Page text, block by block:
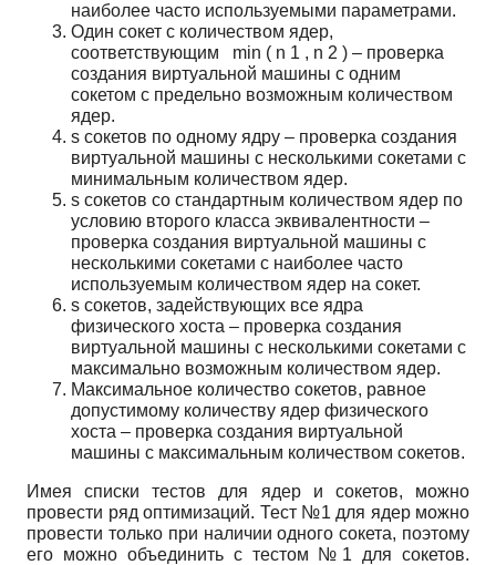
наиболее часто используемыми параметрами.
Один сокет с количеством ядер,
соответствующим
min ( n 1 , n 2 ) – проверка
создания виртуальной машины с одним
сокетом с предельно возможным количеством
ядер.
s сокетов по одному ядру – проверка создания
виртуальной машины с несколькими сокетами с
минимальным количеством ядер.
s сокетов со стандартным количеством ядер по
условию второго класса эквивалентности –
проверка создания виртуальной машины с
несколькими сокетами с наиболее часто
используемым количеством ядер на сокет.
s сокетов, задействующих все ядра
физического хоста – проверка создания
виртуальной машины с несколькими сокетами с
максимально возможным количеством ядер.
Максимальное количество сокетов, равное
допустимому количеству ядер физического
хоста – проверка создания виртуальной
машины с максимальным количеством сокетов.
Имея списки тестов для ядер и сокетов, можно
провести ряд оптимизаций. Тест №1 для ядер можно
провести только при наличии одного сокета, поэтому
его можно объединить с тестом №1 для сокетов.